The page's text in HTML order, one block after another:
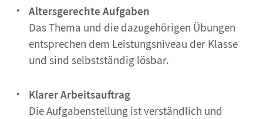
Altersgerechte Aufgaben
Das Thema und die dazugehörigen Übungen
entsprechen dem Leistungsniveau der Klasse
und sind selbstständig lösbar.
Klarer Arbeitsauftrag
Die Aufgabenstellung ist verständlich und